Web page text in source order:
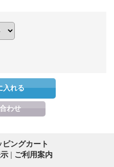
ピングカート
| ご利用案内